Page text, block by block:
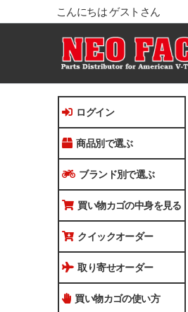
こんにちは ゲストさん
ログイン
商品別で選ぶ
ブランド別で選ぶ
買い物カゴの中身を見る
クイックオーダー
取り寄せオーダー
買い物カゴの使い方